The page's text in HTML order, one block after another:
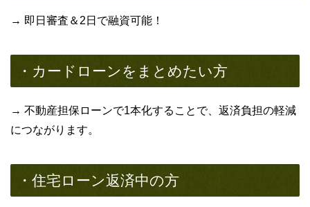
→ 即日審査＆2日で融資可能！
・カードローンをまとめたい方
→ 不動産担保ローンで1本化することで、返済負担の軽減
につながります。
・住宅ローン返済中の方